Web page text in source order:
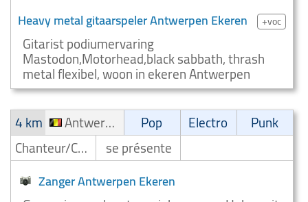
Heavy metal gitaarspeler Antwerpen Ekeren +voc
Gitarist podiumervaring
Mastodon,Motorhead,black sabbath, thrash
metal flexibel, woon in ekeren Antwerpen
4 km
Antwerpen Ekeren Pop Electro
Punk
Chanteur/Chanteuse
se présente
Zanger Antwerpen Ekeren